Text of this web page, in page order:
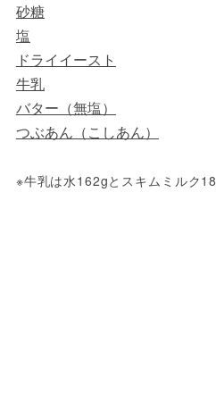
砂糖
塩
ドライイースト
牛乳
バター（無塩）
つぶあん（こしあん）
※牛乳は水162gとスキムミルク